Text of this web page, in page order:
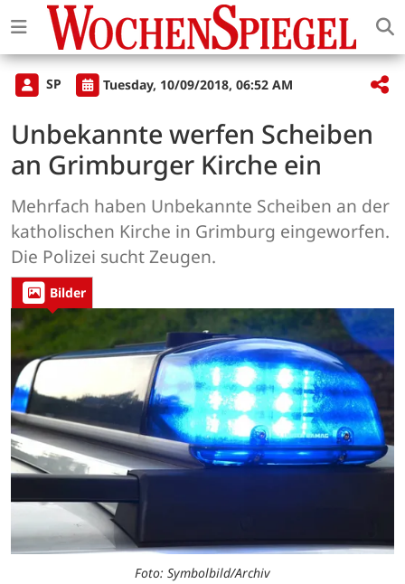
SP Tuesday, 10/09/2018, 06:52 AM
Unbekannte werfen Scheiben
an Grimburger Kirche ein
Mehrfach haben Unbekannte Scheiben an der
katholischen Kirche in Grimburg eingeworfen.
Die Polizei sucht Zeugen.
Bilder
Foto: Symbolbild/Archiv